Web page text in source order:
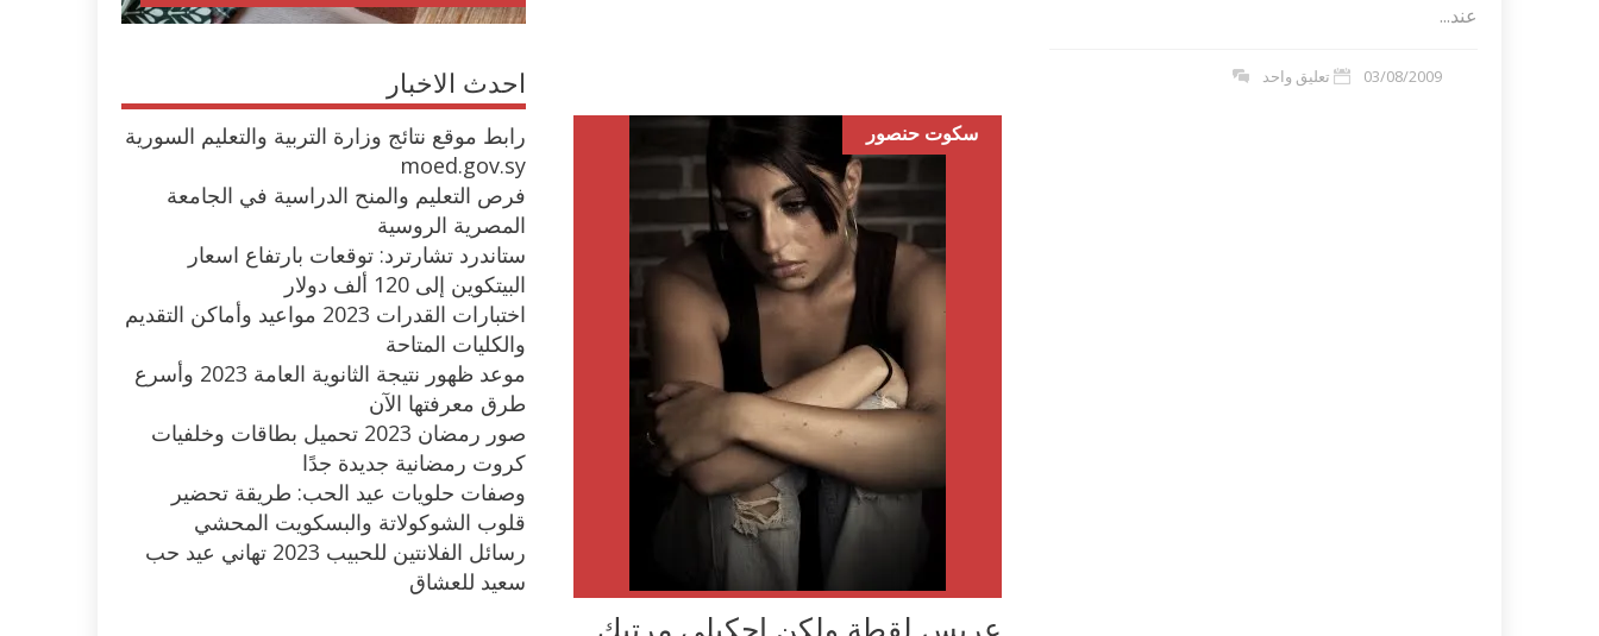
عند...
03/08/2009 تعليق واحد
سكوت حنصور
عريس لقطة ولكن احكيلي مرتبك
احدث الاخبار
رابط موقع نتائج وزارة التربية والتعليم السورية
moed.gov.sy
فرص التعليم والمنح الدراسية في الجامعة
المصرية الروسية
ستاندرد تشارترد: توقعات بارتفاع اسعار
البيتكوين إلى 120 ألف دولار
اختبارات القدرات 2023 مواعيد وأماكن التقديم
والكليات المتاحة
موعد ظهور نتيجة الثانوية العامة 2023 وأسرع
طرق معرفتها الآن
صور رمضان 2023 تحميل بطاقات وخلفيات
كروت رمضانية جديدة جدًا
وصفات حلويات عيد الحب: طريقة تحضير
قلوب الشوكولاتة والبسكويت المحشي
رسائل الفلانتين للحبيب 2023 تهاني عيد حب
سعيد للعشاق